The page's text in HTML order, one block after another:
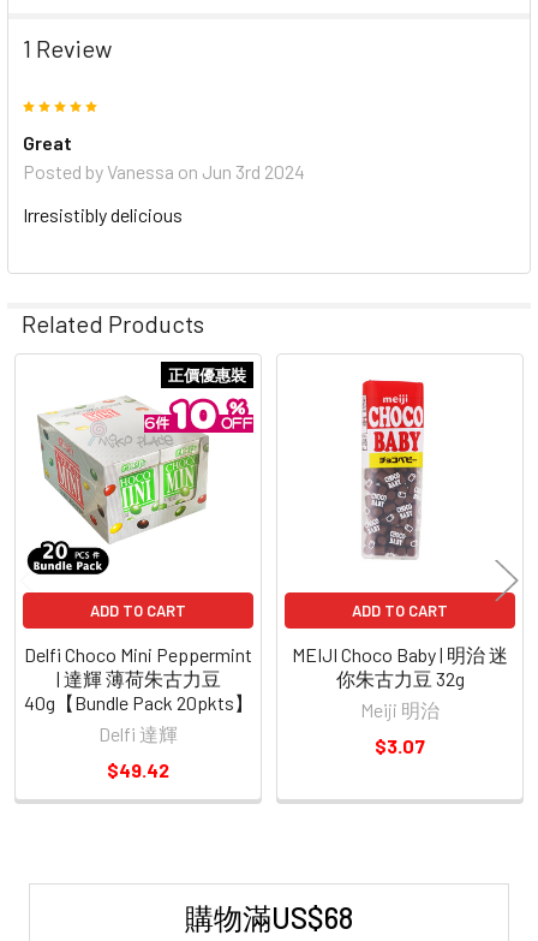
購物滿US$68
1 Review
Great
Posted byVanessa on Jun 3rd 2024
Irresistibly delicious
Related Products
Related
Products
正價優惠裝
ADD TO CART
Delfi Choco Mini Peppermint
| 達輝 薄荷朱古力豆
40g【Bundle Pack 20pkts】
Delfi 達輝
$49.42
ADD TO CART
MEIJI Choco Baby | 明治 迷
你朱古力豆 32g
Meiji 明治
$3.07